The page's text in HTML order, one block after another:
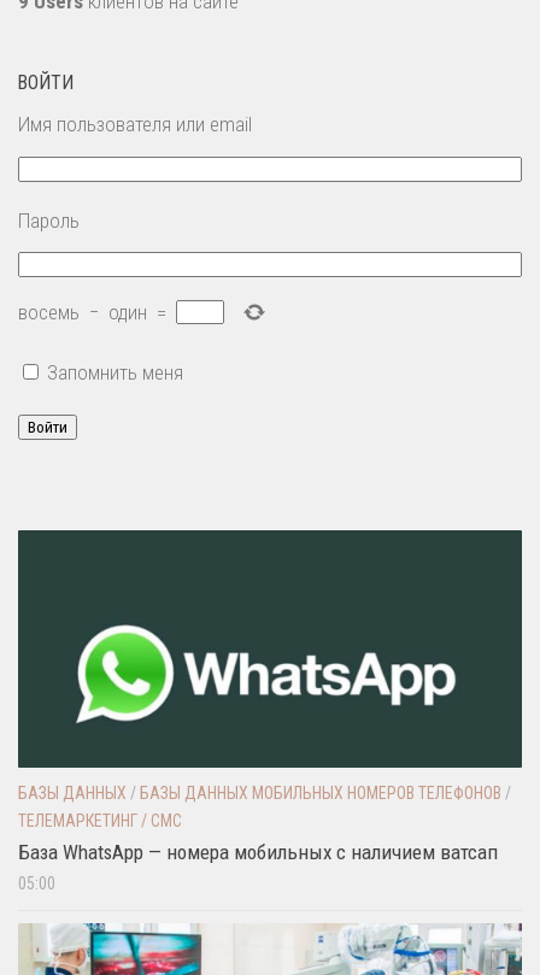
ВОЙТИ
Имя пользователя или email
Пароль
восемь − один =
Запомнить меня
Войти
БАЗЫ ДАННЫХ / БАЗЫ ДАННЫХ МОБИЛЬНЫХ НОМЕРОВ ТЕЛЕФОНОВ /
ТЕЛЕМАРКЕТИНГ / СМС
База WhatsApp — номера мобильных с наличием ватсап
05:00